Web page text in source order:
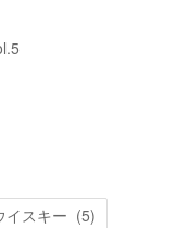
イスキー (5)